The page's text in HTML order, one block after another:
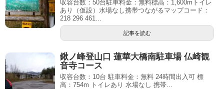
収容台数：50台駐車料金：無料標高：1,600mトイレ
あり（仮設）水場なし携帯つながるマップコード：
218 296 461...
記事を読む
鍬ノ峰登山口 蓮華大橋南駐車場 仏崎観
音寺コース
収容台数：10台 駐車料金：無料 24時間出入可 標
高：754m トイレあり 水場なし 携帯...